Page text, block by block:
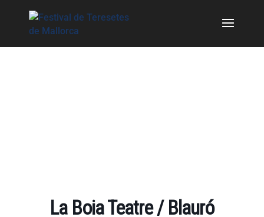
La Boia Teatre / Blauró